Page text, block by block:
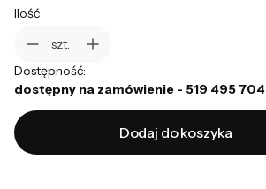
Ilość
szt.
Dostępność:
dostępny na zamówienie - 519 495 704
Dodaj do koszyka